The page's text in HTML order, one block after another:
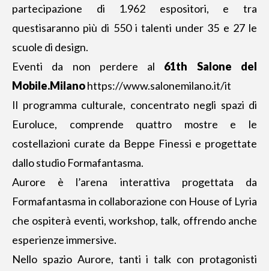
partecipazione di 1.962 espositori, e tra
questisaranno più di 550 i talenti under 35 e 27 le
scuole di design.
Eventi da non perdere al 61th Salone del
Mobile.Milanohttps://www.salonemilano.it/it
Il programma culturale, concentrato negli spazi di
Euroluce, comprende quattro mostre e le
costellazioni curate da Beppe Finessi e progettate
dallo studio Formafantasma.
Aurore è l’arena interattiva progettata da
Formafantasma in collaborazione con House of Lyria
che ospiterà eventi, workshop, talk, offrendo anche
esperienze immersive.
Nello spazio Aurore, tanti i talk con protagonisti